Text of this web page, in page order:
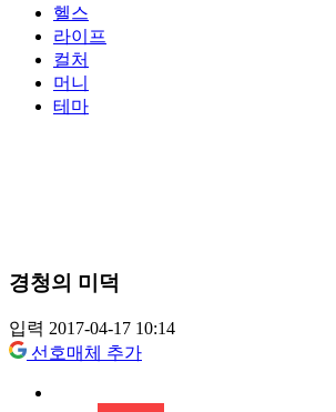
헬스
라이프
컬처
머니
테마
경청의 미덕
입력 2017-04-17 10:14
선호매체 추가